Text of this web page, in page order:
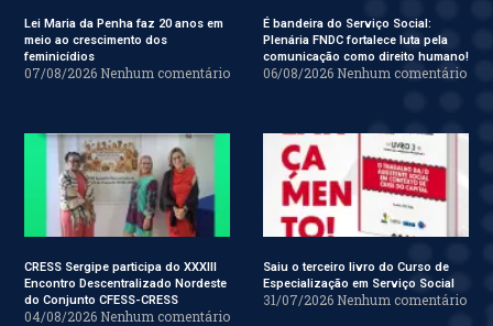
Lei Maria da Penha faz 20 anos em
meio ao crescimento dos
feminicídios
07/08/2026 Nenhum comentário
É bandeira do Serviço Social:
Plenária FNDC fortalece luta pela
comunicação como direito humano!
06/08/2026 Nenhum comentário
CRESS Sergipe participa do XXXIII
Encontro Descentralizado Nordeste
do Conjunto CFESS-CRESS
04/08/2026 Nenhum comentário
Saiu o terceiro livro do Curso de
Especialização em Serviço Social
31/07/2026 Nenhum comentário